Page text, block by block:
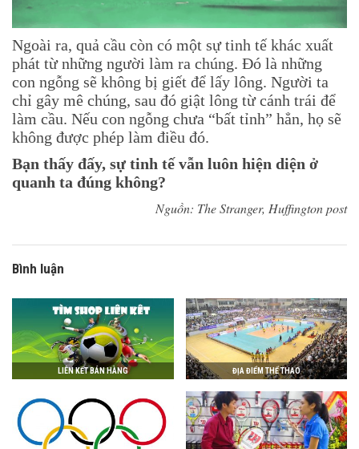
Ngoài ra, quả cầu còn có một sự tinh tế khác xuất
phát từ những người làm ra chúng. Đó là những
con ngỗng sẽ không bị giết để lấy lông. Người ta
chỉ gây mê chúng, sau đó giật lông từ cánh trái để
làm cầu. Nếu con ngỗng chưa “bất tỉnh” hẳn, họ sẽ
không được phép làm điều đó.
Bạn thấy đấy, sự tinh tế vẫn luôn hiện diện ở
quanh ta đúng không?
Nguồn: The Stranger, Huffington post
Bình luận
LIÊN KẾT BÁN HÀNG ĐỊA ĐIỂM THỂ THAO